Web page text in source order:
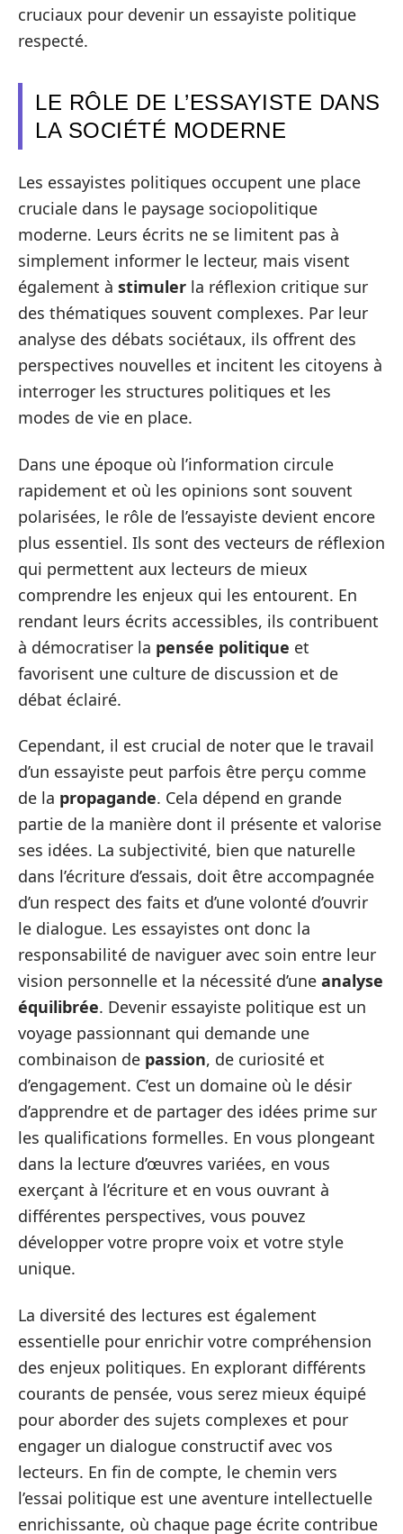
cruciaux pour devenir un essayiste politique
respecté.
LE RÔLE DE L’ESSAYISTE DANS
LA SOCIÉTÉ MODERNE
Les essayistes politiques occupent une place
cruciale dans le paysage sociopolitique
moderne. Leurs écrits ne se limitent pas à
simplement informer le lecteur, mais visent
également à stimuler la réflexion critique sur
des thématiques souvent complexes. Par leur
analyse des débats sociétaux, ils offrent des
perspectives nouvelles et incitent les citoyens à
interroger les structures politiques et les
modes de vie en place.
Dans une époque où l’information circule
rapidement et où les opinions sont souvent
polarisées, le rôle de l’essayiste devient encore
plus essentiel. Ils sont des vecteurs de réflexion
qui permettent aux lecteurs de mieux
comprendre les enjeux qui les entourent. En
rendant leurs écrits accessibles, ils contribuent
à démocratiser la pensée politique et
favorisent une culture de discussion et de
débat éclairé.
Cependant, il est crucial de noter que le travail
d’un essayiste peut parfois être perçu comme
de la propagande. Cela dépend en grande
partie de la manière dont il présente et valorise
ses idées. La subjectivité, bien que naturelle
dans l’écriture d’essais, doit être accompagnée
d’un respect des faits et d’une volonté d’ouvrir
le dialogue. Les essayistes ont donc la
responsabilité de naviguer avec soin entre leur
vision personnelle et la nécessité d’une analyse
équilibrée. Devenir essayiste politique est un
voyage passionnant qui demande une
combinaison de passion, de curiosité et
d’engagement. C’est un domaine où le désir
d’apprendre et de partager des idées prime sur
les qualifications formelles. En vous plongeant
dans la lecture d’œuvres variées, en vous
exerçant à l’écriture et en vous ouvrant à
différentes perspectives, vous pouvez
développer votre propre voix et votre style
unique.
La diversité des lectures est également
essentielle pour enrichir votre compréhension
des enjeux politiques. En explorant différents
courants de pensée, vous serez mieux équipé
pour aborder des sujets complexes et pour
engager un dialogue constructif avec vos
lecteurs. En fin de compte, le chemin vers
l’essai politique est une aventure intellectuelle
enrichissante, où chaque page écrite contribue